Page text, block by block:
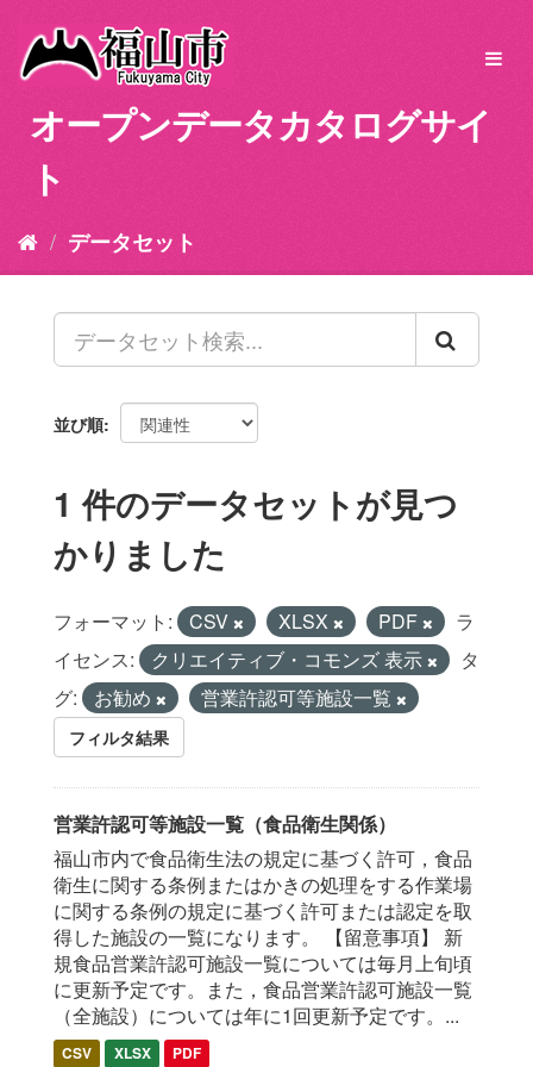
オープンデータカタログサイ
ト
データセット
並び順
1 件のデータセットが見つ
かりました
フォーマット: CSV XLSX PDF
ラ
イセンス:
クリエイティブ・コモンズ 表示
タ
グ:
お勧め 営業許認可等施設一覧
フィルタ結果
営業許認可等施設一覧（食品衛生関係）
福山市内で食品衛生法の規定に基づく許可，食品
衛生に関する条例またはかきの処理をする作業場
に関する条例の規定に基づく許可または認定を取
得した施設の一覧になります。 【留意事項】 新
規食品営業許認可施設一覧については毎月上旬頃
に更新予定です。また，食品営業許認可施設一覧
（全施設）については年に1回更新予定です。...
CSV XLSX PDF